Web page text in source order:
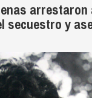
arrestaron
secuestro y